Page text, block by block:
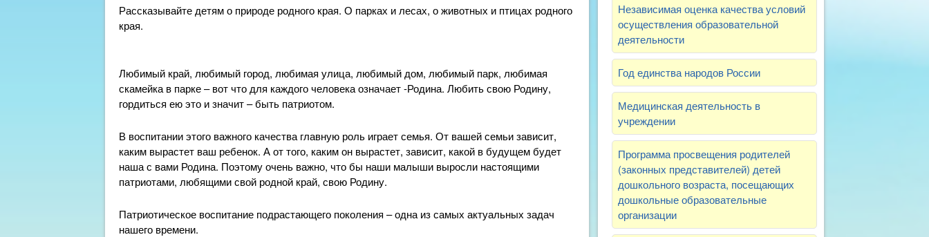
Рассказывайте детям о природе родного края. О парках и лесах, о животных и птицах родного
края.
Любимый край, любимый город, любимая улица, любимый дом, любимый парк, любимая
скамейка в парке – вот что для каждого человека означает -Родина. Любить свою Родину,
гордиться ею это и значит – быть патриотом.
В воспитании этого важного качества главную роль играет семья. От вашей семьи зависит,
каким вырастет ваш ребенок. А от того, каким он вырастет, зависит, какой в будущем будет
наша с вами Родина. Поэтому очень важно, что бы наши малыши выросли настоящими
патриотами, любящими свой родной край, свою Родину.
Патриотическое воспитание подрастающего поколения – одна из самых актуальных задач
нашего времени.
Независимая оценка качества условий
осуществления образовательной
деятельности
Год единства народов России
Медицинская деятельность в
учреждении
Программа просвещения родителей
(законных представителей) детей
дошкольного возраста, посещающих
дошкольные образовательные
организации